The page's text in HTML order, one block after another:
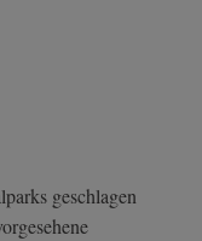
geschlagen